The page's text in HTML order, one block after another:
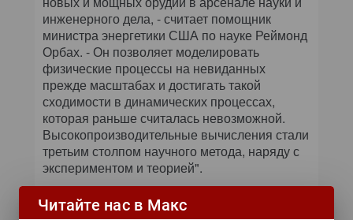
инженерного дела, - считает помощник
министра энергетики США по науке Реймонд
Орбах. - Он позволяет моделировать
физические процессы на невиданных
прежде масштабах и достигать такой
сходимости в динамических процессах,
которая раньше считалась невозможной.
Высокопроизводительные вычисления стали
третьим столпом научного метода, наряду с
экспериментом и теорией".
Jaguar является открытым научным
проектом. Его вычислительными
Читайте нас в Макс